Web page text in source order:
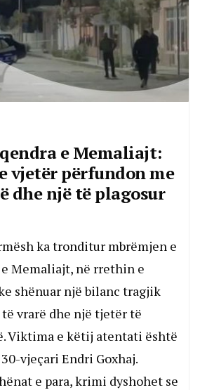
e Memaliajt:
vjetër përfundon me
dhe një të plagosur
ka tronditur mbrëmjen e
Memaliajt, në rrethin e
shënuar një bilanc tragjik
vrarë dhe një tjetër të
Viktima e këtij atentati është
vjeçari Endri Goxhaj.
e para, krimi dyshohet se